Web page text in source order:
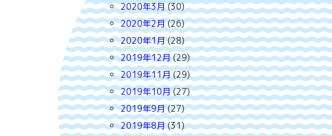
2020年3月(30)
2020年2月(26)
2020年1月(28)
2019年12月(29)
2019年11月(29)
2019年10月(27)
2019年9月(27)
2019年8月(31)